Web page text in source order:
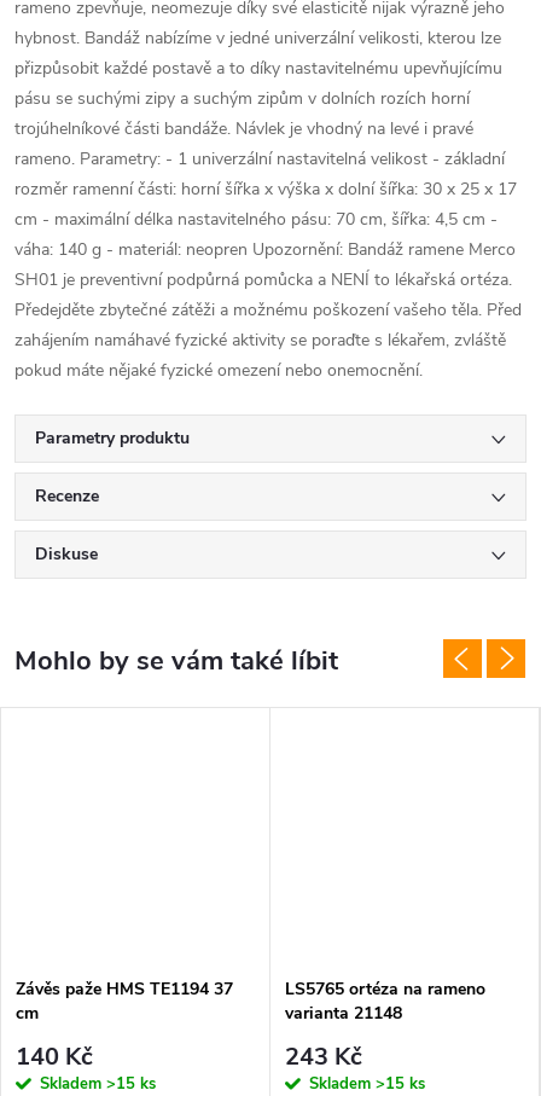
rameno zpevňuje, neomezuje díky své elasticitě nijak výrazně jeho
hybnost. Bandáž nabízíme v jedné univerzální velikosti, kterou lze
přizpůsobit každé postavě a to díky nastavitelnému upevňujícímu
pásu se suchými zipy a suchým zipům v dolních rozích horní
trojúhelníkové části bandáže. Návlek je vhodný na levé i pravé
rameno. Parametry: - 1 univerzální nastavitelná velikost - základní
rozměr ramenní části: horní šířka x výška x dolní šířka: 30 x 25 x 17
cm - maximální délka nastavitelného pásu: 70 cm, šířka: 4,5 cm -
váha: 140 g - materiál: neopren Upozornění: Bandáž ramene Merco
SH01 je preventivní podpůrná pomůcka a NENÍ to lékařská ortéza.
Předejděte zbytečné zátěži a možnému poškození vašeho těla. Před
zahájením namáhavé fyzické aktivity se poraďte s lékařem, zvláště
pokud máte nějaké fyzické omezení nebo onemocnění.
Parametry produktu
Recenze
Diskuse
Závěs paže HMS TE1194 37
cm
140 Kč
Skladem >15 ks
LS5765 ortéza na rameno
varianta 21148
243 Kč
Skladem >15 ks